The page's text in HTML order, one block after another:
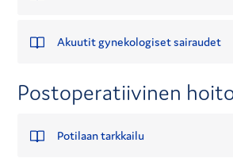
Akuutit gynekologiset sairaudet
Postoperatiivinen
Potilaan tarkkailu